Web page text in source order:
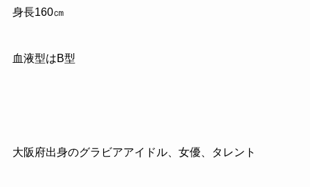
身長160㎝
血液型はB型
大阪府出身のグラビアアイドル、女優、タレント